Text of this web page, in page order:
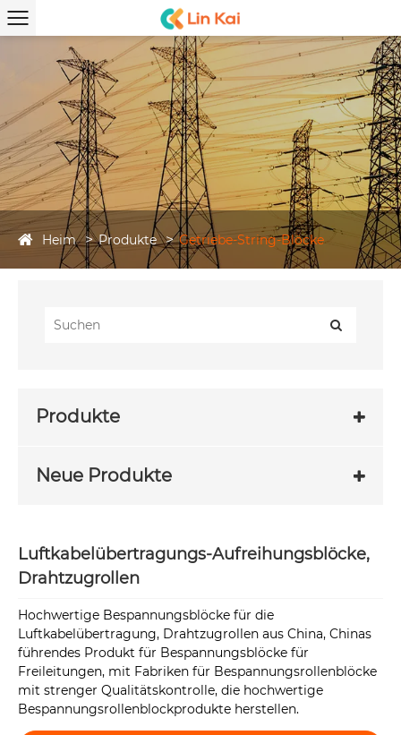
Heim Produkte Getriebe-String-Blöcke
Produkte
Neue Produkte
Luftkabelübertragungs-Aufreihungsblöcke,
Drahtzugrollen
Hochwertige Bespannungsblöcke für die
Luftkabelübertragung, Drahtzugrollen aus China, Chinas
führendes Produkt für Bespannungsblöcke für
Freileitungen, mit Fabriken für Bespannungsrollenblöcke
mit strenger Qualitätskontrolle, die hochwertige
Bespannungsrollenblockprodukte herstellen.